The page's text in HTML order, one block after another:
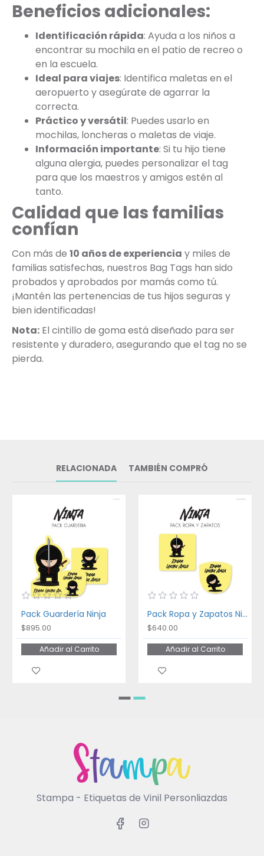
Beneficios adicionales:
Identificación rápida: Ayuda a los niños a
encontrar su mochila en el patio de recreo o
en la escuela.
Ideal para viajes: Identifica maletas en el
aeropuerto y asegúrate de agarrar la
correcta.
Práctico y versátil: Puedes usarlo en
mochilas, loncheras o maletas de viaje.
Información importante: Si tu hijo tiene
alguna alergia, puedes personalizar el tag
para que los maestros y amigos estén al
tanto.
Calidad que las familias
confían
Con más de 10 años de experiencia y miles de
familias satisfechas, nuestros Bag Tags han sido
probados y aprobados por mamás como tú.
¡Mantén las pertenencias de tus hijos seguras y
bien identificadas!
Nota: El cintillo de goma está diseñado para ser
resistente y duradero, asegurando que el tag no se
pierda.
RELACIONADA TAMBIÉN COMPRÓ
Pack Guardería Ninja
$895.00
Añadir al Carrito
Pack Ropa y Zapatos Ninja
$640.00
Añadir al Carrito
Stampa - Etiquetas de Vinil Personliazdas